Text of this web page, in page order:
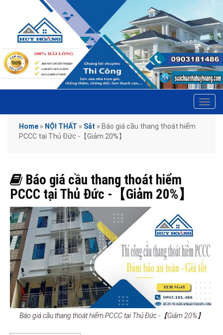
Home » NỘI THẤT » Sắt » Báo giá cầu thang thoát hiểm
PCCC tại Thủ Đức -【Giảm 20%】
Báo giá cầu thang thoát hiểm
PCCC tại Thủ Đức -【Giảm 20%】
Báo giá cầu thang thoát hiểm PCCC tại Thủ Đức -【Giảm 20%】